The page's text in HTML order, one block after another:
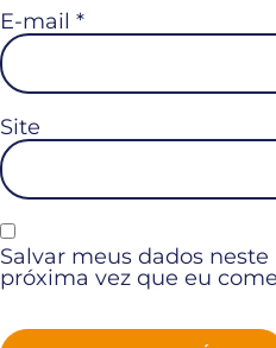
E-mail *
Site
Salvar meus dados
próxima vez que eu